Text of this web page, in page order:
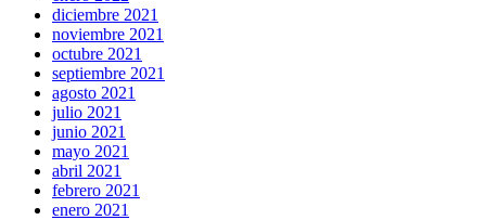
diciembre 2021
noviembre 2021
octubre 2021
septiembre 2021
agosto 2021
julio 2021
junio 2021
mayo 2021
abril 2021
febrero 2021
enero 2021